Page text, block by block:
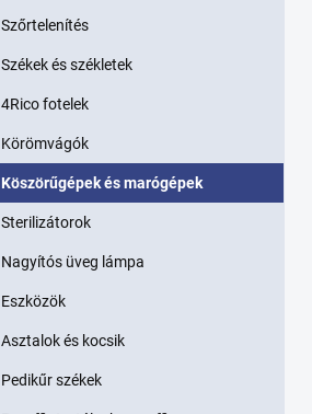
Szőrtelenítés
Székek és székletek
4Rico fotelek
Körömvágók
Köszörűgépek és marógépek
Sterilizátorok
Nagyítós üveg lámpa
Eszközök
Asztalok és kocsik
Pedikűr székek